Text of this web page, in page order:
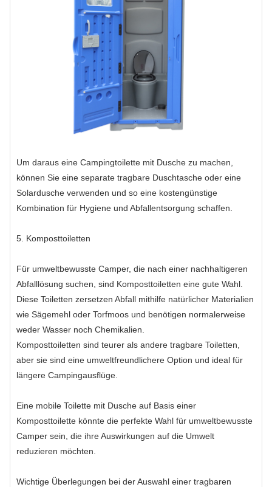
Um daraus eine Campingtoilette mit Dusche zu machen,
können Sie eine separate tragbare Duschtasche oder eine
Solardusche verwenden und so eine kostengünstige
Kombination für Hygiene und Abfallentsorgung schaffen.
5. Komposttoiletten
Für umweltbewusste Camper, die nach einer nachhaltigeren
Abfalllösung suchen, sind Komposttoiletten eine gute Wahl.
Diese Toiletten zersetzen Abfall mithilfe natürlicher Materialien
wie Sägemehl oder Torfmoos und benötigen normalerweise
weder Wasser noch Chemikalien.
Komposttoiletten sind teurer als andere tragbare Toiletten,
aber sie sind eine umweltfreundlichere Option und ideal für
längere Campingausflüge.
Eine mobile Toilette mit Dusche auf Basis einer
Komposttoilette könnte die perfekte Wahl für umweltbewusste
Camper sein, die ihre Auswirkungen auf die Umwelt
reduzieren möchten.
Wichtige Überlegungen bei der Auswahl einer tragbaren